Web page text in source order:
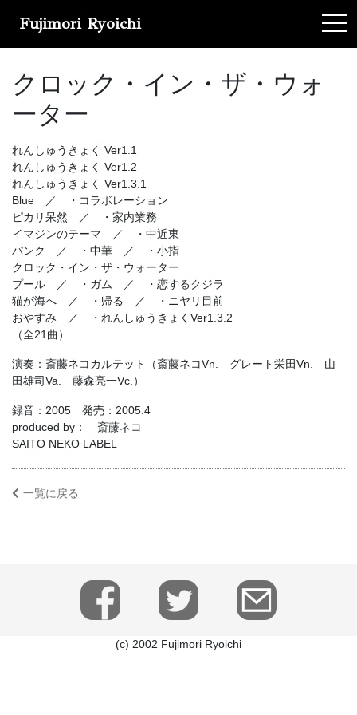
Fujimori Ryoichi
クロック・イン・ザ・ウォ
ーター
れんしゅうきょく Ver1.1
れんしゅうきょく Ver1.2
れんしゅうきょく Ver1.3.1
Blue ／ ・コラボレーション
ピカリ呆然 ／ ・家内業務
イマジンのテーマ ／ ・中近東
パンク ／ ・中華 ／ ・小指
クロック・イン・ザ・ウォーター
プール ／ ・ガム ／ ・恋するクジラ
猫が海へ ／ ・帰る ／ ・ニヤリ目前
おやすみ ／ ・れんしゅうきょくVer1.3.2
（全21曲）
演奏：斎藤ネコカルテット（斎藤ネコVn. グレート栄田Vn. 山
田雄司Va. 藤森亮一Vc.）
録音：2005 発売：2005.4
produced by： 斎藤ネコ
SAITO NEKO LABEL
一覧に戻る
(c) 2002 Fujimori Ryoichi